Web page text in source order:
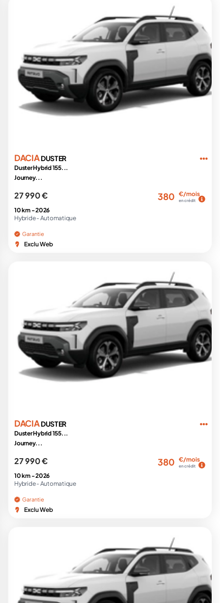
DACIADUSTER
Duster Hybrid 155...
Journey...
27 990 € 380 €/mois
en crédit
10 km -2026
Hybride - Automatique
Garantie
Exclu Web
DACIADUSTER
Duster Hybrid 155...
Journey...
27 990 € 380 €/mois
en crédit
10 km -2026
Hybride - Automatique
Garantie
Exclu Web